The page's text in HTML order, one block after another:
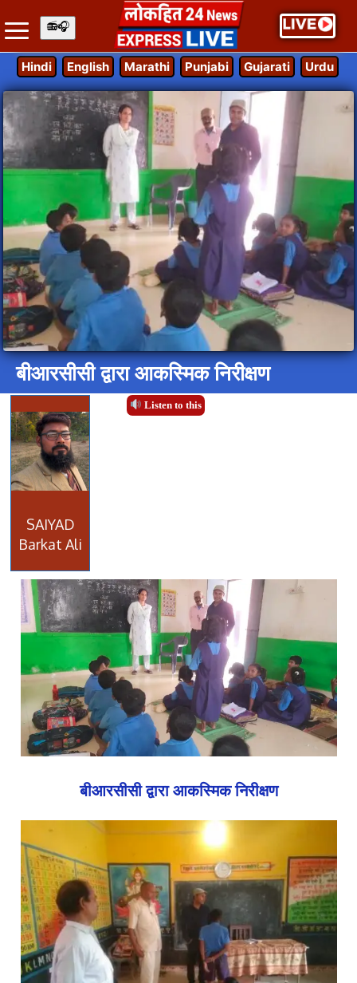
Hindi English Marathi Punjabi Gujarati Urdu
बीआरसीसी द्वारा आकस्मिक निरीक्षण
Listen to this
SAIYAD
Barkat Ali
बीआरसीसी द्वारा आकस्मिक निरीक्षण